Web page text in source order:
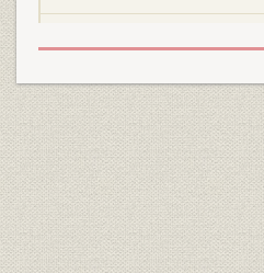
(1) 工事資金の調達とそ
(2) 電気料金の改定
(3) 労使関係の正常化
4. 経営合理化の徹底とサー
(1) 経営管理体制の確立